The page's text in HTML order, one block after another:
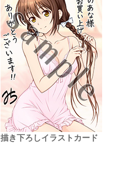
描き下ろしイラストカード